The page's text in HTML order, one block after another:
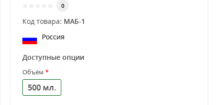
0
Код товара: МАБ-1
Россия
Доступные опции
Объём
500 мл.